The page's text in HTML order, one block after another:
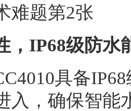
，IP68级防水
具备
入，确保智能